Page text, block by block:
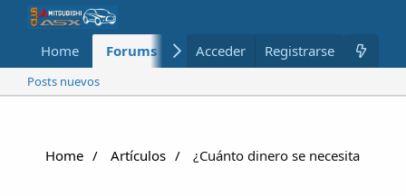
Home Forums Nuevo Miembros
Acceder Registrarse
Posts nuevos
Home Artículos ¿Cuánto dinero se necesita para